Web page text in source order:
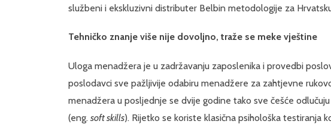
službeni i ekskluzivni distributer Belbin metodologije za
Tehničko znanje više nije dovoljno, traže se meke vještine
Uloga menadžera je u zadržavanju zaposlenika i provedbi
poslodavci sve pažljivije odabiru menadžere za zahtjevne
menadžera u posljednje se dvije godine tako sve češće
(eng. soft skills). Rijetko se koriste klasična psihološka testiranja